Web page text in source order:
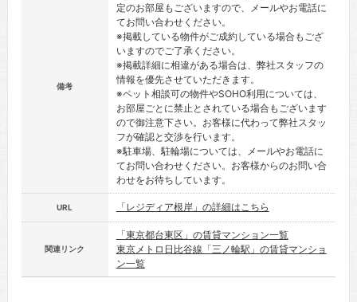
備考
定のお部屋もございますので、メールやお電話に
てお問い合わせください。
※掲載している物件がご成約している場合もござ
いますのでご了承ください。
※掲載詳細に相違がある場合は、弊社スタッフの
情報を優先させていただきます。
※ペット相談可の物件やSOHO利用については、
お部屋ごとに禁止とされている場合もございます
ので御注意下さい。お客様に代わって弊社スタッ
フが確認と交渉を行います。
※駐車場、駐輪場については、メールやお電話に
てお問い合わせください。お客様からのお問い合
わせをお待ちしています。
URL 「レジディア根岸」の詳細はこちら
関連リンク
「東京都台東区」の賃貸マンション一覧
東京メトロ日比谷線「三ノ輪駅」の賃貸マンショ
ン一覧